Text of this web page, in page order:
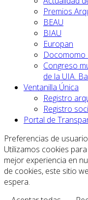
Premios
BEAU
BIAU
Europan
Docomomo
Congreso
de la UIA.
Ventanilla Única
Registro
Registro
Portal de
Preferencias de
Utilizamos cookies
mejor experiencia en
de cookies, este sitio
espera.